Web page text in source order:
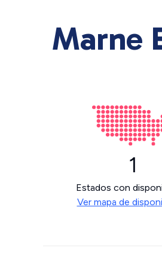
Marne
1
Estados con
Ver mapa de